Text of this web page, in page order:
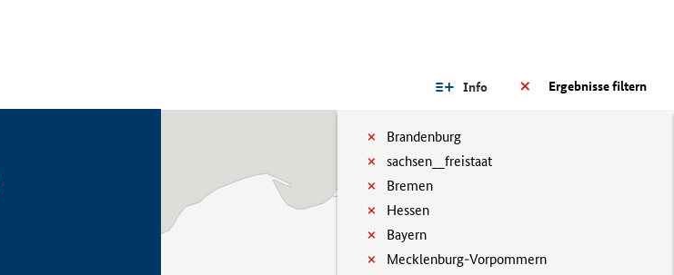
Ergebnisse filtern
Info
Brandenburg
sachsen__freistaat
Bremen
Hessen
Bayern
Mecklenburg-Vorpommern